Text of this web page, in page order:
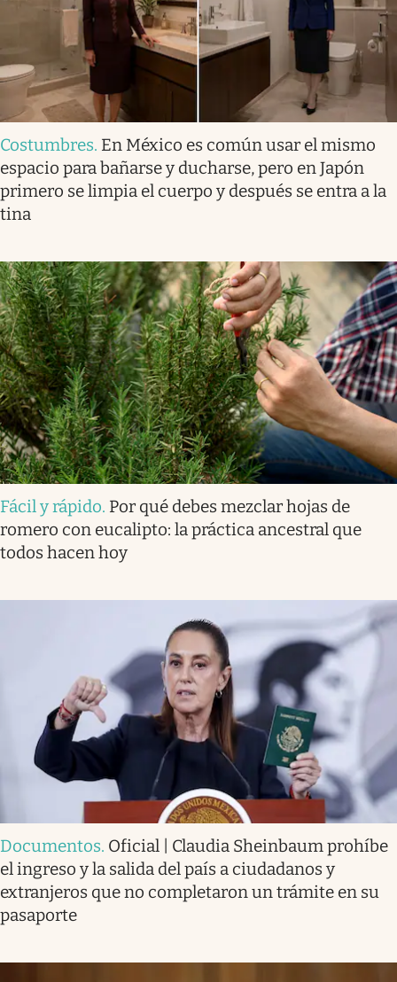
Costumbres. En México es común usar el mismo
espacio para bañarse y ducharse, pero en Japón
primero se limpia el cuerpo y después se entra a la
tina
Fácil y rápido. Por qué debes mezclar hojas de
romero con eucalipto: la práctica ancestral que
todos hacen hoy
Documentos. Oficial | Claudia Sheinbaum prohíbe
el ingreso y la salida del país a ciudadanos y
extranjeros que no completaron un trámite en su
pasaporte